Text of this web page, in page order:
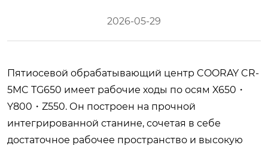
2026-05-29
Пятиосевой обрабатывающий центр COORAY CR-
5MC TG650 имеет рабочие ходы по осям X650・
Y800・Z550. Он построен на прочной
интегрированной станине, сочетая в себе
достаточное рабочее пространство и высокую